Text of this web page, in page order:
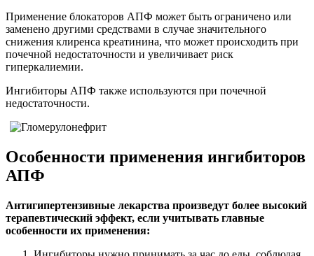
Применение блокаторов АПФ может быть ограничено или
заменено другими средствами в случае значительного
снижения клиренса креатинина, что может происходить при
почечной недостаточности и увеличивает риск
гиперкалиемии.
Ингибиторы АПФ также используются при почечной
недостаточности.
Особенности применения ингибиторов
АПФ
Антигипертензивные лекарства произведут более высокий
терапевтический эффект, если учитывать главные
особенности их применения: